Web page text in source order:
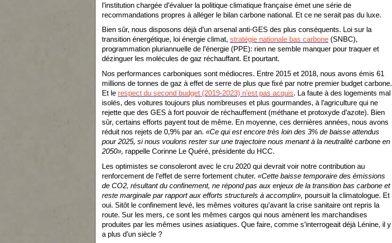
l’institution chargée d’évaluer la politique climatique française émet une série de
recommandations propres à alléger le bilan carbone national. Et ce ne serait pas du luxe.
Bien sûr, nous disposons déjà d’un arsenal anti-GES des plus conséquents. Loi sur la
transition énergétique, loi énergie climat, stratégie nationale bas carbone (SNBC),
programmation pluriannuelle de l’énergie (PPE): rien ne semble manquer pour traquer et
dézinguer les molécules de gaz réchauffant. Et pourtant.
Nos performances carboniques sont médiocres. Entre 2015 et 2018, nous avons émis 61
millions de tonnes de gaz à effet de serre de plus que fixé par notre premier budget carbone.
Et le respect du second budget (2019-2023) n’est pas acquis. La faute à des logements mal
isolés, des voitures toujours plus nombreuses et plus gourmandes, à l’agriculture qui ne
rejette que des GES à fort pouvoir de réchauffement (méthane et protoxyde d’azote). Bien
sûr, certains efforts payent tout de même. En moyenne, ces dernières années, nous avons
réduit nos rejets de 0,9% par an. «Ce qui est encore très loin des 3% de baisse attendus
pour 2025, si nous voulons rester sur une trajectoire nous menant à la neutralité carbone en
2050», rappelle Corinne Le Quéré, présidente du HCC.
Les optimistes se consoleront avec le cru 2020 qui devrait voir notre contribution au
renforcement de l’effet de serre fortement chuter. «Cette baisse temporaire des émissions
de CO2, résultant du confinement, ne répond pas aux enjeux de la transition bas carbone et
reste marginale par rapport aux efforts structurels à accomplir», poursuit la climatologue. Et
oui. Sitôt le confinement levé, les mêmes voitures qu’avant la crise sanitaire ont repris la
route. Sur les mers, ce sont les mêmes cargos qui nous amènent les marchandises
produites par les mêmes usines asiatiques. Que faire, comme s’interrogeait déjà Lénine, il y
a plus d’un siècle ?